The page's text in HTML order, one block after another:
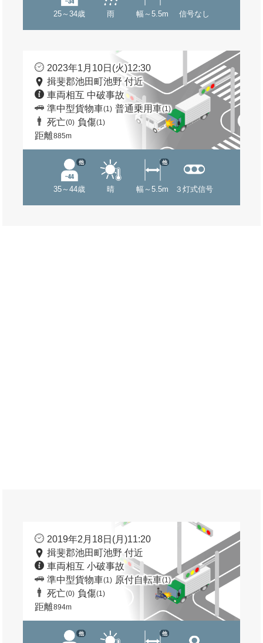
25～34歳 雨 幅～5.5m 信号なし
2023年1月10日(火)12:30
揖斐郡池田町池野 付近
車両相互 中破事故
準中型貨物車(1) 普通乗用車(1)
死亡(0) 負傷(1)
距離885m
35～44歳
他
晴 幅～5.5m
他
３灯式信号
2019年2月18日(月)11:20
揖斐郡池田町池野 付近
車両相互 小破事故
準中型貨物車(1) 原付自転車(1)
死亡(0) 負傷(1)
距離894m
他 他